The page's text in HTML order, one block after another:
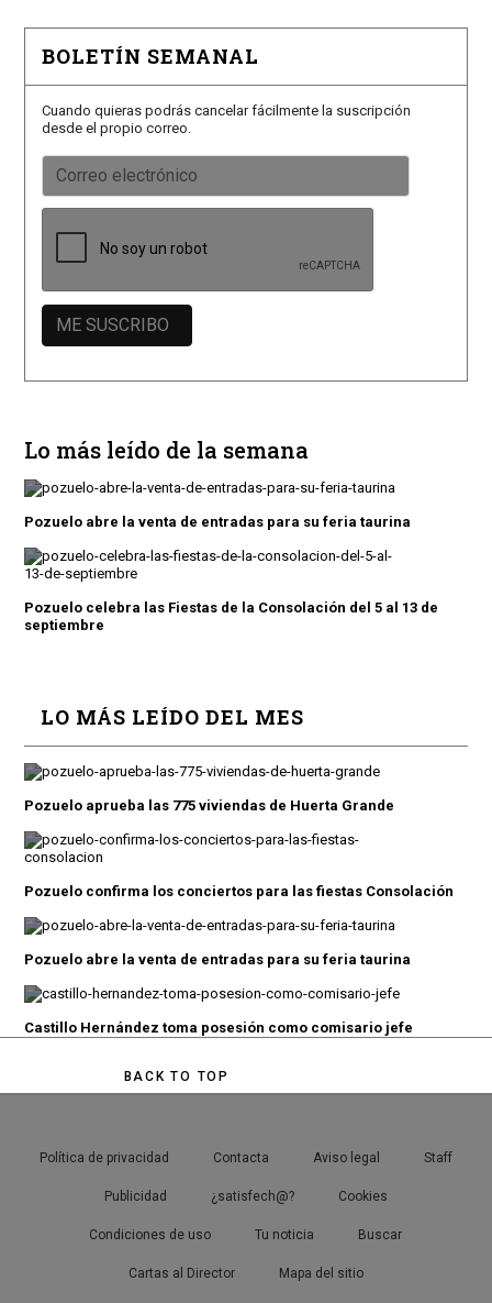
BOLETÍN SEMANAL
Cuando quieras podrás cancelar fácilmente la suscripción
desde el propio correo.
Lo más leído de la semana
Pozuelo abre la venta de entradas para su feria taurina
Pozuelo celebra las Fiestas de la Consolación del 5 al 13 de
septiembre
LO MÁS LEÍDO DEL MES
Pozuelo aprueba las 775 viviendas de Huerta Grande
Pozuelo confirma los conciertos para las fiestas Consolación
Pozuelo abre la venta de entradas para su feria taurina
Castillo Hernández toma posesión como comisario jefe
BACK TO TOP
Política de privacidad Contacta Aviso legal Staff
Publicidad ¿satisfech@? Cookies
Condiciones de uso Tu noticia Buscar
Cartas al Director Mapa del sitio